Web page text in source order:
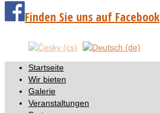
Finden Sie uns auf Facebook
Startseite
Wir bieten
Galerie
Veranstaltungen